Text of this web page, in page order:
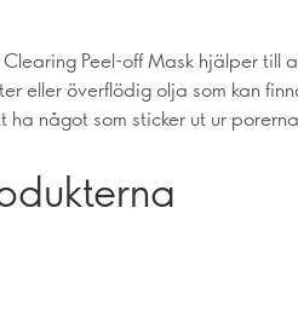
Clearing Peel-off Mask hjälper till
eller överflödig olja som kan
något som sticker ut ur